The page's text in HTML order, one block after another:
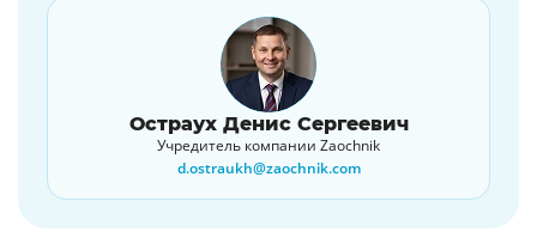
Остраух Денис Сергеевич
Учредитель компании Zaochnik
d.ostraukh@zaochnik.com